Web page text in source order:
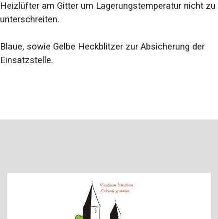
Heizlüfter am Gitter um Lagerungstemperatur nicht zu
unterschreiten.
Blaue, sowie Gelbe Heckblitzer zur Absicherung der
Einsatzstelle.